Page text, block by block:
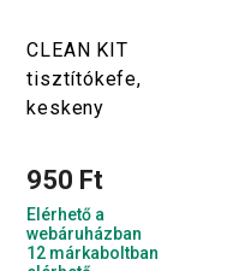
CLEAN KIT
tisztítókefe,
keskeny
950 Ft
Elérhető a
webáruházban
12 márkaboltban